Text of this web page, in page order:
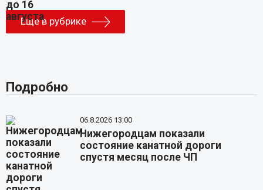
Еще в рубрике
Подробно
06.8.2026 13:00
Нижегородцам показали
состояние канатной дороги
спустя месяц после ЧП